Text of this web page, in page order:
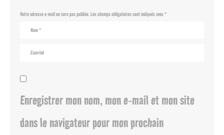
Votre adresse e-mail ne sera pas publiée. Les champs obligatoires sont indiqués avec*
Enregistrer mon nom, mon e-mail et mon site
dans le navigateur pour mon prochain